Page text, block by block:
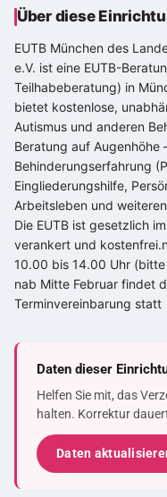
Über diese
EUTB München des
e.V. ist eine EUTB-
Teilhabeberatung) in
bietet kostenlose,
Autismus und anderen
Beratung auf Augenhöhe
Behinderungserfahrung
Eingliederungshilfe,
Arbeitsleben und
Die EUTB ist gesetzlich
verankert und
10.00 bis 14.00 Uhr
nab Mitte Februar findet
Terminvereinbarung statt
Daten dieser
Helfen Sie mit, das
halten. Korrektur
Daten